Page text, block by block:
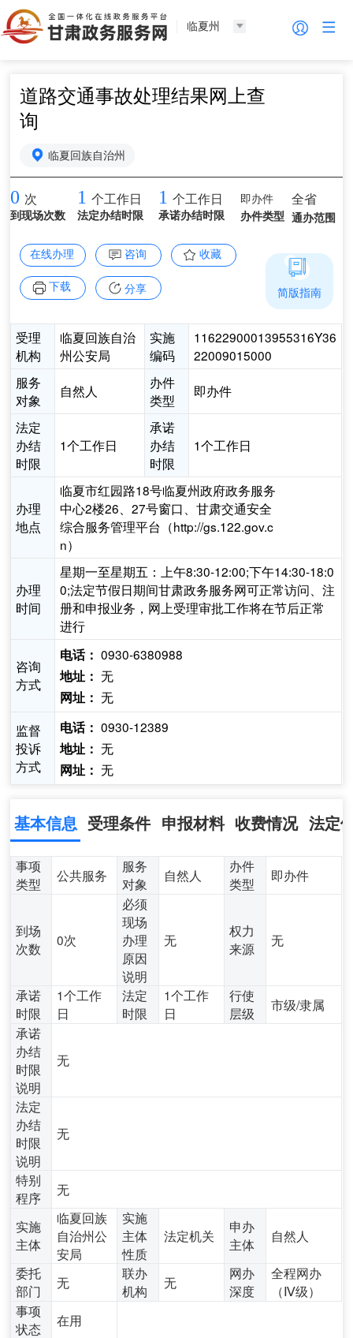
临夏州
道路交通事故处理结果网上查
询
临夏回族自治州
0 次
到现场次数
1 个工作日
法定办结时限
1 个工作日
承诺办结时限
即办件
办件类型
全省
通办范围
在线办理 咨询 收藏
下载 分享
受理
机构
临夏回族自治
州公安局
实施
编码
11622900013955316Y36
22009015000
服务
对象
自然人
办件
类型
即办件
法定
办结
时限
1个工作日
承诺
办结
时限
1个工作日
办理
地点
临夏市红园路18号临夏州政府政务服务
中心2楼26、27号窗口、甘肃交通安全
综合服务管理平台（http://gs.122.gov.c
n）
办理
时间
星期一至星期五：上午8:30-12:00;下午14:30-18:0
0;法定节假日期间甘肃政务服务网可正常访问、注
册和申报业务，网上受理审批工作将在节后正常
进行
咨询
方式
电话： 0930-6380988
地址： 无
网址： 无
监督
投诉
方式
电话： 0930-12389
地址： 无
网址： 无
简版指南
基本信息 受理条件 申报材料 收费情况 法定
事项
类型
公共服务
服务
对象
自然人
办件
类型
即办件
到场
次数
0次
必须
现场
办理
原因
说明
无
权力
来源
无
承诺
时限
1个工作
日
法定
时限
1个工作
日
行使
层级
市级/隶属
承诺
办结
时限
说明
无
法定
办结
时限
说明
无
特别
程序
无
实施
主体
临夏回族
自治州公
安局
实施
主体
性质
法定机关
申办
主体
自然人
委托
部门
无
联办
机构
无
网办
深度
全程网办
（Ⅳ级）
事项
状态
在用